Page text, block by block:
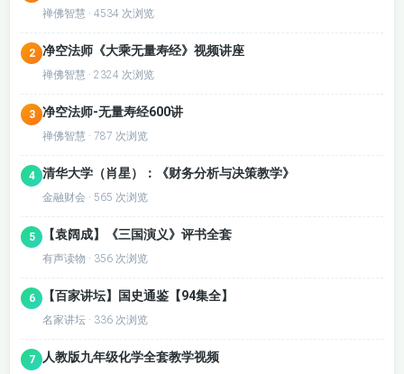
禅佛智慧 · 4534 次浏览
2 净空法师《大乘无量寿经》视频讲座
禅佛智慧 · 2324 次浏览
3 净空法师-无量寿经600讲
禅佛智慧 · 787 次浏览
4 清华大学（肖星）：《财务分析与决策教学》
金融财会 · 565 次浏览
5 【袁阔成】《三国演义》评书全套
有声读物 · 356 次浏览
6 【百家讲坛】国史通鉴【94集全】
名家讲坛 · 336 次浏览
7 人教版九年级化学全套教学视频